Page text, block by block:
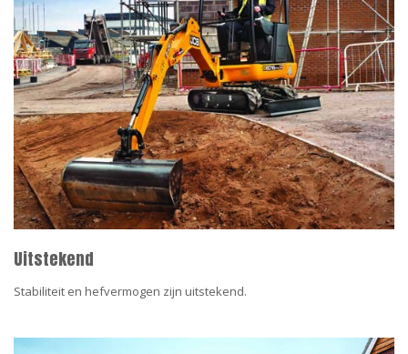
Uitstekend
Stabiliteit en hefvermogen zijn uitstekend.